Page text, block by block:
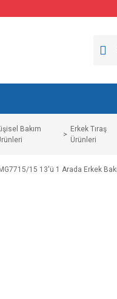
Bakım
Erkek Tıraş
Ürünleri